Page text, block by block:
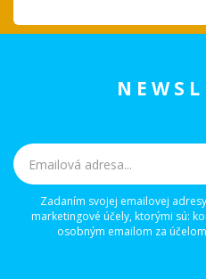
Zadaním svojej emailovej
marketingové účely, ktorými sú:
osobným emailom za